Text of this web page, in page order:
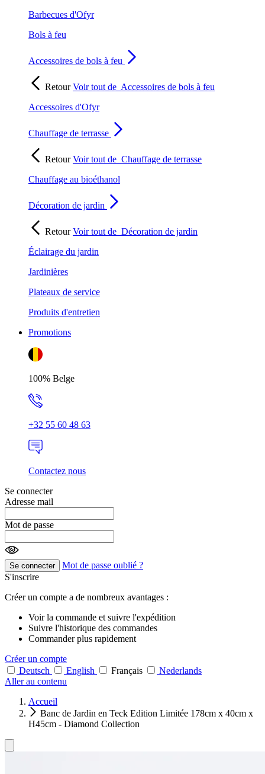
Barbecues d'Ofyr
Bols à feu
Accessoires de bols à feu
RetourVoir tout de Accessoires de bols à feu
Accessoires d'Ofyr
Chauffage de terrasse
RetourVoir tout de Chauffage de terrasse
Chauffage au bioéthanol
Décoration de jardin
RetourVoir tout de Décoration de jardin
Éclairage du jardin
Jardinières
Plateaux de service
Produits d'entretien
Promotions
100% Belge
+32 55 60 48 63
Contactez nous
Se connecter
Adresse mail
Mot de passe
Se connecter
Mot de passe oublié ?
S'inscrire
Créer un compte a de nombreux avantages :
Voir la commande et suivre l'expédition
Suivre l'historique des commandes
Commander plus rapidement
Créer un compte
Deutsch
English Français
Nederlands
Aller au contenu
Accueil
Banc de Jardin en Teck Edition Limitée 178cm x 40cm x
H45cm - Diamond Collection